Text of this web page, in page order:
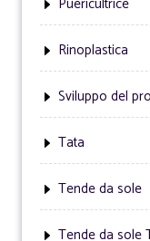
Rinoplastica
Sviluppo del
Tata
Tende da sole
Tende da sole